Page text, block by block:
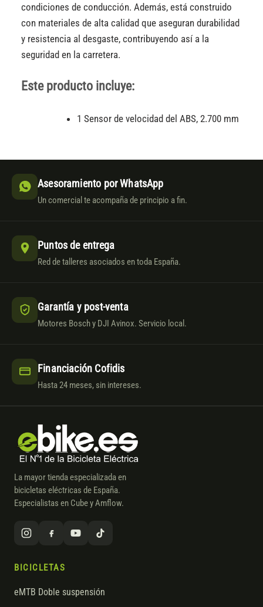
condiciones de conducción. Además, está construido
con materiales de alta calidad que aseguran durabilidad
y resistencia al desgaste, contribuyendo así a la
seguridad en la carretera.
Este producto incluye:
1 Sensor de velocidad del ABS, 2.700 mm
Asesoramiento por WhatsApp
Un comercial te acompaña de principio a fin.
Puntos de entrega
Red de talleres asociados en toda España.
Garantía y post-venta
Motores Bosch y DJI Avinox. Servicio local.
Financiación Cofidis
Hasta 24 meses, sin intereses.
La mayor tienda especializada en
bicicletas eléctricas de España.
Especialistas en Cube y Amflow.
BICICLETAS
eMTB Doble suspensión